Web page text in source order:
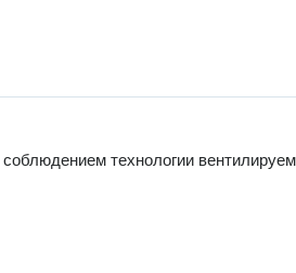
технологии